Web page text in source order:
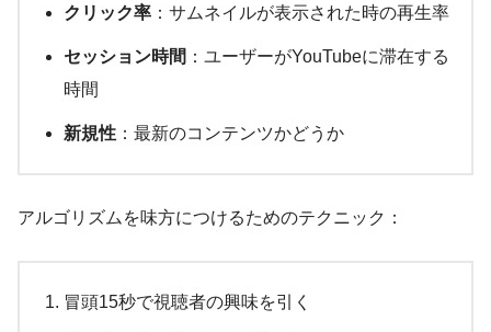
クリック率 ：サムネイルが表示された時の再生率
セッション時間 ：ユーザーがYouTubeに滞在する
時間
新規性 ：最新のコンテンツかどうか
アルゴリズムを味方につけるためのテクニック：
冒頭15秒で視聴者の興味を引く